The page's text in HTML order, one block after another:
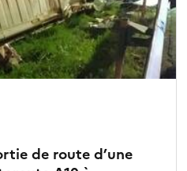
de route d’une